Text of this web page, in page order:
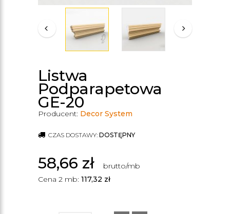
Listwa
Podparapetowa
GE-20
Producent: Decor System
CZAS DOSTAWY: DOSTĘPNY
58,66 zł
brutto/mb
Cena 2 mb: 117,32 zł